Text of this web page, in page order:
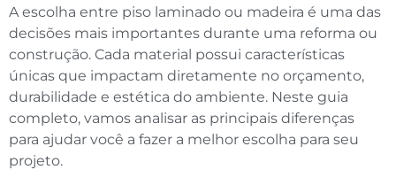
A escolha entre piso laminado ou madeira é uma das
decisões mais importantes durante uma reforma ou
construção. Cada material possui características
únicas que impactam diretamente no orçamento,
durabilidade e estética do ambiente. Neste guia
completo, vamos analisar as principais diferenças
para ajudar você a fazer a melhor escolha para seu
projeto.